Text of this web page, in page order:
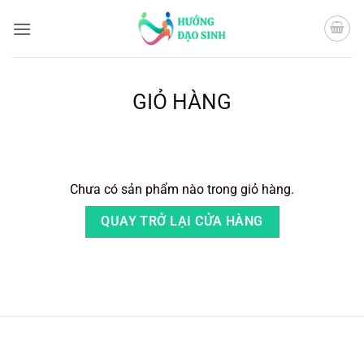
qua
GIỎ HÀNG
Chưa có sản phẩm nào trong giỏ hàng.
QUAY TRỞ LẠI CỬA HÀNG